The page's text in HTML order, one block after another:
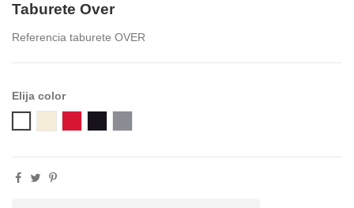
Taburete Over
Referencia taburete OVER
Elija color